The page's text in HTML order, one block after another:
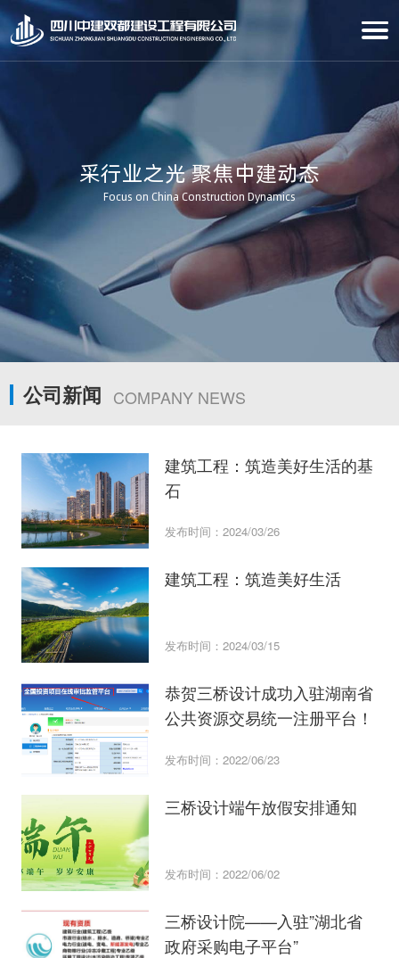
采行业之光 聚焦中建动态
Focus on China Construction Dynamics
公司新闻 COMPANY NEWS
建筑工程：筑造美好生活的基
石
发布时间：2024/03/26
建筑工程：筑造美好生活
发布时间：2024/03/15
恭贺三桥设计成功入驻湖南省
公共资源交易统一注册平台！
发布时间：2022/06/23
三桥设计端午放假安排通知
发布时间：2022/06/02
三桥设计院——入驻”湖北省
政府采购电子平台”